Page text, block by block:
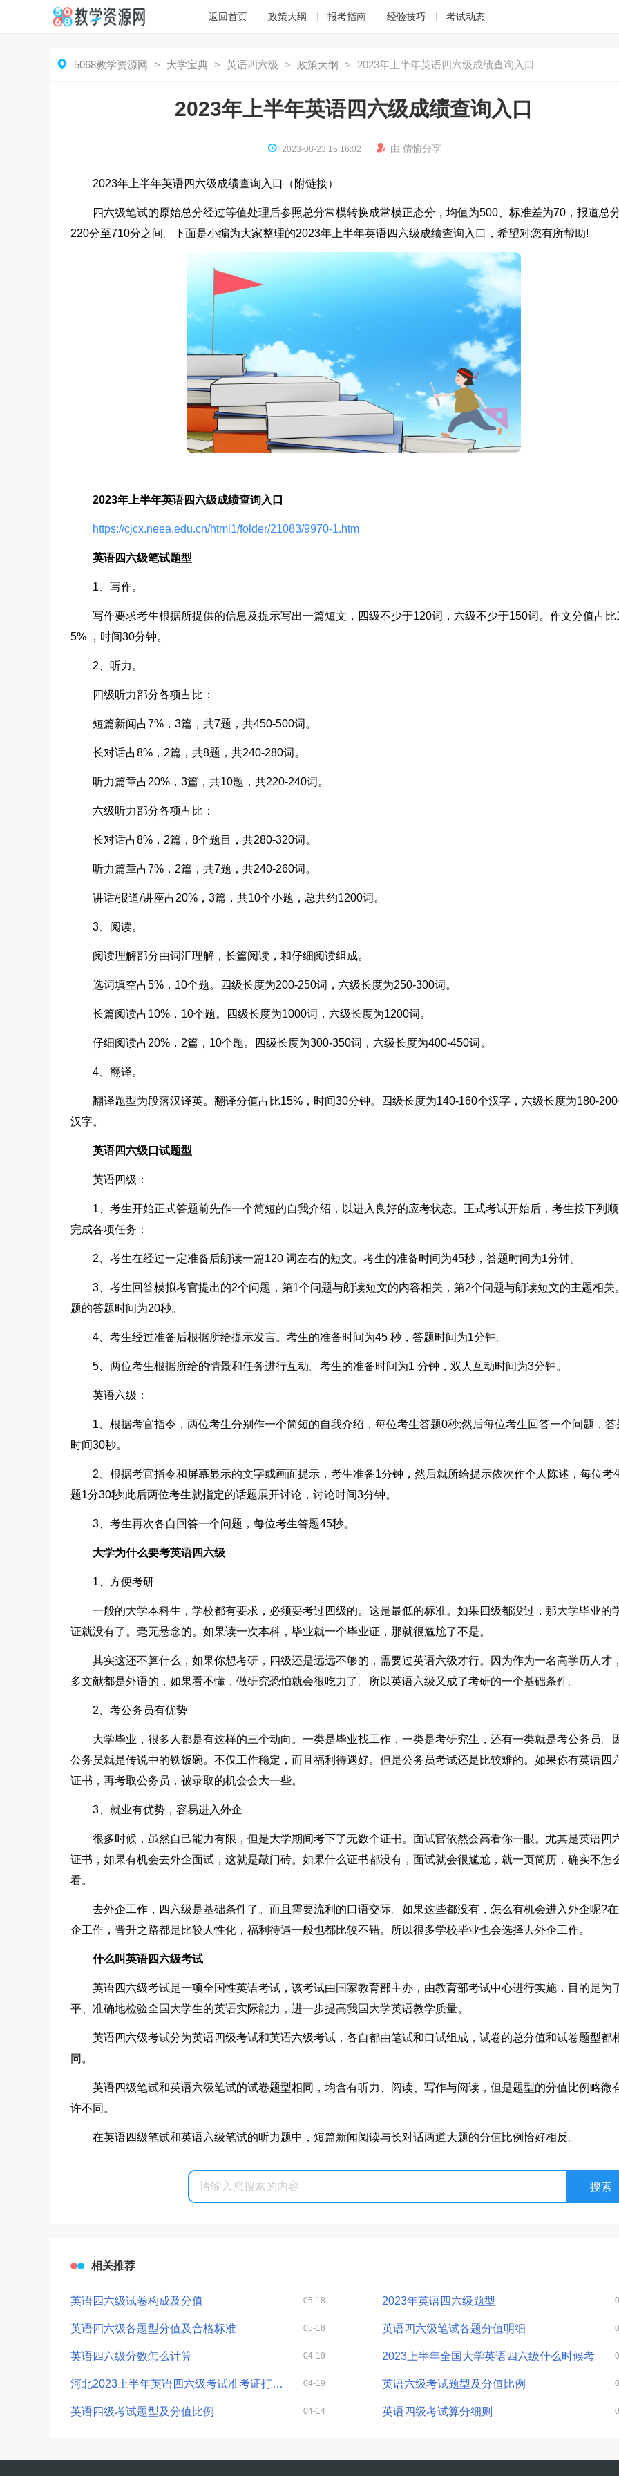
返回首页 政策大纲 报考指南 经验技巧 考试动态
 5068教学资源网 > 大学宝典 > 英语四六级 > 政策大纲 > 2023年上半年英语四六级成绩查询入口
2023年上半年英语四六级成绩查询入口
 2023-08-23 15:16:02  由 倩愉分享
2023年上半年英语四六级成绩查询入口（附链接）
四六级笔试的原始总分经过等值处理后参照总分常模转换成常模正态分，均值为500、标准差为70，报道总
220分至710分之间。下面是小编为大家整理的2023年上半年英语四六级成绩查询入口，希望对您有所帮助!
2023年上半年英语四六级成绩查询入口
https://cjcx.neea.edu.cn/html1/folder/21083/9970-1.htm
英语四六级笔试题型
1、写作。
写作要求考生根据所提供的信息及提示写出一篇短文，四级不少于120词，六级不少于150词。作文分值占比
5% ，时间30分钟。
2、听力。
四级听力部分各项占比：
短篇新闻占7%，3篇，共7题，共450-500词。
长对话占8%，2篇，共8题，共240-280词。
听力篇章占20%，3篇，共10题，共220-240词。
六级听力部分各项占比：
长对话占8%，2篇，8个题目，共280-320词。
听力篇章占7%，2篇，共7题，共240-260词。
讲话/报道/讲座占20%，3篇，共10个小题，总共约1200词。
3、阅读。
阅读理解部分由词汇理解，长篇阅读，和仔细阅读组成。
选词填空占5%，10个题。四级长度为200-250词，六级长度为250-300词。
长篇阅读占10%，10个题。四级长度为1000词，六级长度为1200词。
仔细阅读占20%，2篇，10个题。四级长度为300-350词，六级长度为400-450词。
4、翻译。
翻译题型为段落汉译英。翻译分值占比15%，时间30分钟。四级长度为140-160个汉字，六级长度为180-
汉字。
英语四六级口试题型
英语四级：
1、考生开始正式答题前先作一个简短的自我介绍，以进入良好的应考状态。正式考试开始后，考生按下列
完成各项任务：
2、考生在经过一定准备后朗读一篇120 词左右的短文。考生的准备时间为45秒，答题时间为1分钟。
3、考生回答模拟考官提出的2个问题，第1个问题与朗读短文的内容相关，第2个问题与朗读短文的主题相关
题的答题时间为20秒。
4、考生经过准备后根据所给提示发言。考生的准备时间为45 秒，答题时间为1分钟。
5、两位考生根据所给的情景和任务进行互动。考生的准备时间为1 分钟，双人互动时间为3分钟。
英语六级：
1、根据考官指令，两位考生分别作一个简短的自我介绍，每位考生答题0秒;然后每位考生回答一个问题，答
时间30秒。
2、根据考官指令和屏幕显示的文字或画面提示，考生准备1分钟，然后就所给提示依次作个人陈述，每位考
题1分30秒;此后两位考生就指定的话题展开讨论，讨论时间3分钟。
3、考生再次各自回答一个问题，每位考生答题45秒。
大学为什么要考英语四六级
1、方便考研
一般的大学本科生，学校都有要求，必须要考过四级的。这是最低的标准。如果四级都没过，那大学毕业的
证就没有了。毫无悬念的。如果读一次本科，毕业就一个毕业证，那就很尴尬了不是。
其实这还不算什么，如果你想考研，四级还是远远不够的，需要过英语六级才行。因为作为一名高学历人才
多文献都是外语的，如果看不懂，做研究恐怕就会很吃力了。所以英语六级又成了考研的一个基础条件。
2、考公务员有优势
大学毕业，很多人都是有这样的三个动向。一类是毕业找工作，一类是考研究生，还有一类就是考公务员。
公务员就是传说中的铁饭碗。不仅工作稳定，而且福利待遇好。但是公务员考试还是比较难的。如果你有英语四
证书，再考取公务员，被录取的机会会大一些。
3、就业有优势，容易进入外企
很多时候，虽然自己能力有限，但是大学期间考下了无数个证书。面试官依然会高看你一眼。尤其是英语四
证书，如果有机会去外企面试，这就是敲门砖。如果什么证书都没有，面试就会很尴尬，就一页简历，确实不怎
看。
去外企工作，四六级是基础条件了。而且需要流利的口语交际。如果这些都没有，怎么有机会进入外企呢?
企工作，晋升之路都是比较人性化，福利待遇一般也都比较不错。所以很多学校毕业也会选择去外企工作。
什么叫英语四六级考试
英语四六级考试是一项全国性英语考试，该考试由国家教育部主办，由教育部考试中心进行实施，目的是为
平、准确地检验全国大学生的英语实际能力，进一步提高我国大学英语教学质量。
英语四六级考试分为英语四级考试和英语六级考试，各自都由笔试和口试组成，试卷的总分值和试卷题型都
同。
英语四级笔试和英语六级笔试的试卷题型相同，均含有听力、阅读、写作与阅读，但是题型的分值比例略微
许不同。
在英语四级笔试和英语六级笔试的听力题中，短篇新闻阅读与长对话两道大题的分值比例恰好相反。
相关推荐
05-18
英语四六级试卷构成及分值 2023年英语四六级题型
05-18
英语四六级各题型分值及合格标准 英语四六级笔试各题分值明细
04-19
英语四六级分数怎么计算 2023上半年全国大学英语四六级什么时候考
04-19
河北2023上半年英语四六级考试准考证打印时间 英语六级考试题型及分值比例
04-14
英语四级考试题型及分值比例 英语四级考试算分细则